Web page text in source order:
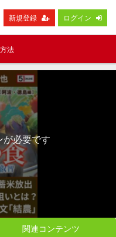
新規登録 ログイン
法
が必要です
関連コンテンツ